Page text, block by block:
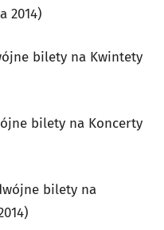
2014)
bilety na Kwintety
bilety na Koncerty
bilety na